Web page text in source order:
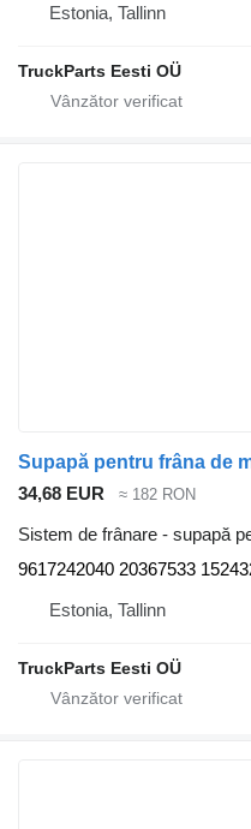
Estonia, Tallinn
TruckParts Eesti OÜ
34,68 EUR ≈ 182 RON
Sistem de frânare - supapă
9617242040 20367533
Estonia, Tallinn
TruckParts Eesti OÜ